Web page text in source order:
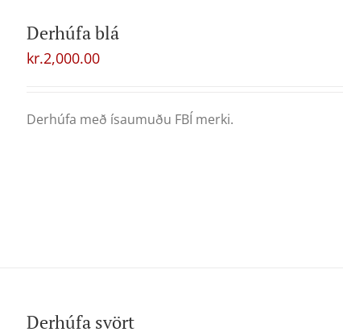
Derhúfa blá
kr.2,000.00
Derhúfa með ísaumuðu FBÍ merki.
Derhúfa svört